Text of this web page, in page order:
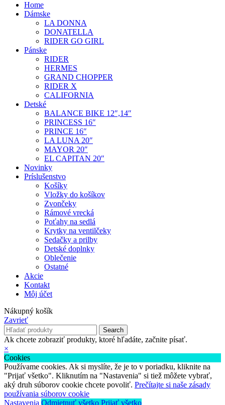
Home
Dámske
LA DONNA
DONATELLA
RIDER GO GIRL
Pánske
RIDER
HERMES
GRAND CHOPPER
RIDER X
CALIFORNIA
Detské
BALANCE BIKE 12″,14″
PRINCESS 16″
PRINCE 16″
LA LUNA 20″
MAYOR 20″
EL CAPITAN 20″
Novinky
Príslušenstvo
Košíky
Vložky do košíkov
Zvončeky
Rámové vrecká
Poťahy na sedlá
Krytky na ventilčeky
Sedačky a prilby
Detské doplnky
Oblečenie
Ostatné
Akcie
Kontakt
Môj účet
Nákupný košík
Zavrieť
Search
Ak chcete zobraziť produkty, ktoré hľadáte, začnite písať.
×
Cookies
Používame cookies. Ak si myslíte, že je to v poriadku, kliknite na
"Prijať všetko". Kliknutím na "Nastavenia" si tiež môžete vybrať,
aký druh súborov cookie chcete povoliť. Prečítajte si naše zásady
používania súborov cookie
Nastavenia Odmietnuť všetko Prijať všetko